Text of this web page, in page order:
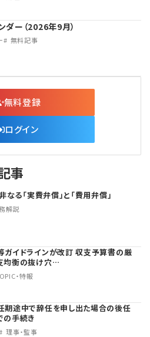
ダー（2026年9月）
無料記事
無料登録
ログイン
事
なる「実費弁償」と「費用弁償」
解説
ガイドラインが改訂 収支予算書の厳
均衡の抜け穴…
・特報
期途中で辞任を申し出た場合の後任
の手続き
理事・監事